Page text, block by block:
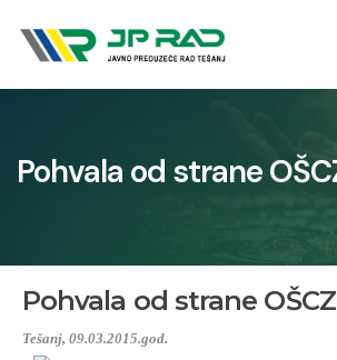
Pohvala od strane
Pohvala od strane OŠCZ
Tešanj, 09.03.2015.god.